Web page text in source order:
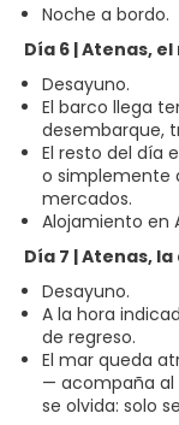
Noche a bordo.
Día 6 | Atenas,
Desayuno.
El barco llega
desembarque,
El resto del día
o simplemente
mercados.
Alojamiento en
Día 7 | Atenas,
Desayuno.
A la hora
de regreso.
El mar queda
— acompaña al
se olvida: solo